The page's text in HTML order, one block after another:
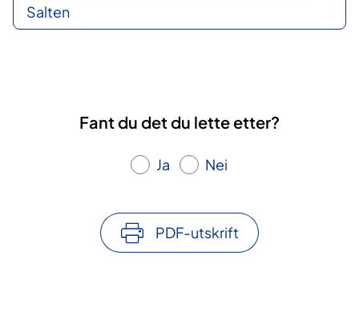
Salten
Fant du det du lette etter?
Ja Nei
PDF-utskrift